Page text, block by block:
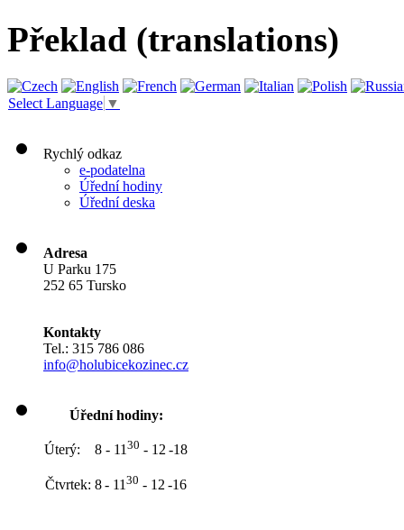
Překlad (translations)
Select Language ▼
Rychlý odkaz
e-podatelna
Úřední hodiny
Úřední deska
Adresa
U Parku 175
252 65 Tursko
Kontakty
Tel.: 315 786 086
info@holubicekozinec.cz
Úřední hodiny:
Úterý: 8 - 1130 - 12-18
Čtvrtek: 8- 11 30 - 12 -16